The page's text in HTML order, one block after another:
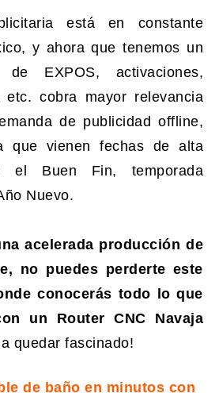
está en constante
y ahora que tenemos un
de EXPOS, activaciones,
cobra mayor relevancia
de publicidad offline,
que vienen fechas de alta
el Buen Fin, temporada
Nuevo.
acelerada producción de
no puedes perderte este
conocerás todo lo que
un Router CNC Navaja
a quedar fascinado!
de baño en minutos con